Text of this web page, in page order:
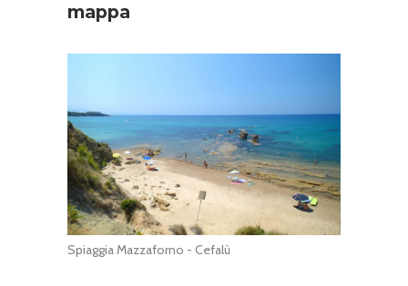
mappa
Spiaggia Mazzaforno - Cefalù